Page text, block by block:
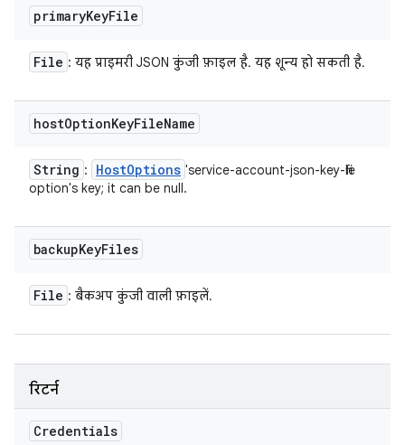
primaryKeyFile
File : यह प्राइमरी JSON कुंजी फ़ाइल है. यह शून्य हो सकती है.
hostOptionKeyFileName
String : HostOptions 'service-account-json-key-file
option's key; it can be null.
backupKeyFiles
File : बैकअप कुंजी वाली फ़ाइलें.
रिटर्न
Credentials